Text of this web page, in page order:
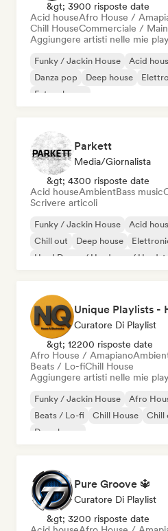
&gt; 3900 risposte date
Acid houseAfro House /
Chill HouseCommerciale /
Aggiungere artisti nelle mie
Funky / Jackin House Acid
Danza pop
Deep house
Future house
Parkett
Media/Giornalista
&gt; 4300 risposte date
Acid houseAmbientBass music
Scrivere articoli
Funky / Jackin House Acid
Chill out
Deep house
Hard Dance / Hardcore /
Unique Playlists -
Curatore Di Playlist
&gt; 12200 risposte date
Afro House / Amapiano
Beats / Lo-fiChill House
Aggiungere artisti nelle mie
Funky / Jackin House Afro
Beats / Lo-fi
Chill House Chill
Deep house
Pure Groove 🔱
Curatore Di Playlist
&gt; 3200 risposte date